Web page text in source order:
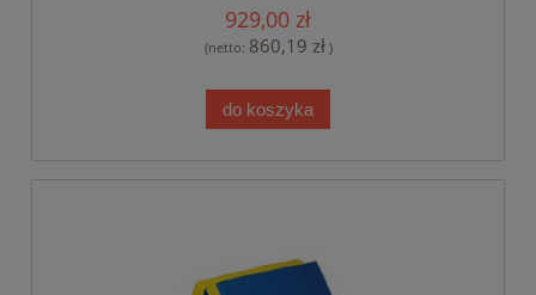
929,00 zł
(netto: 860,19 zł)
do koszyka